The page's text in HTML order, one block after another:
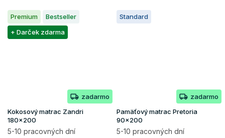
Premium
Bestseller
+ Darček zdarma
zadarmo
Kokosový matrac Zandri
180x200
5-10 pracovných dní
Standard
zadarmo
Pamäťový matrac Pretoria
90x200
5-10 pracovných dní